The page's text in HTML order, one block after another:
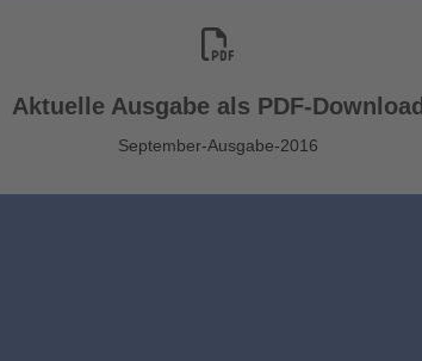
Aktuelle Ausgabe als PDF-Download
September-Ausgabe-2016